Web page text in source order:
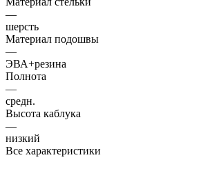
—
шерсть
Материал подошвы
—
ЭВА+резина
Полнота
—
средн.
Высота каблука
—
низкий
Все характеристики